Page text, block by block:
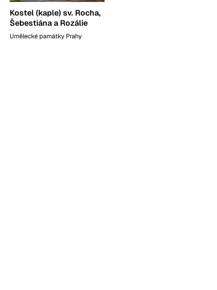
Kostel (kaple) sv. Rocha,
Šebestiána a Rozálie
Umělecké památky Prahy